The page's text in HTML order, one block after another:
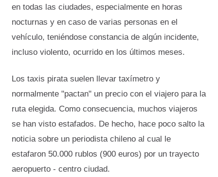
en todas las ciudades, especialmente en horas
nocturnas y en caso de varias personas en el
vehículo, teniéndose constancia de algún incidente,
incluso violento, ocurrido en los últimos meses.
Los taxis pirata suelen llevar taxímetro y
normalmente "pactan" un precio con el viajero para la
ruta elegida. Como consecuencia, muchos viajeros
se han visto estafados. De hecho, hace poco salto la
noticia sobre un periodista chileno al cual le
estafaron 50.000 rublos (900 euros) por un trayecto
aeropuerto - centro ciudad.